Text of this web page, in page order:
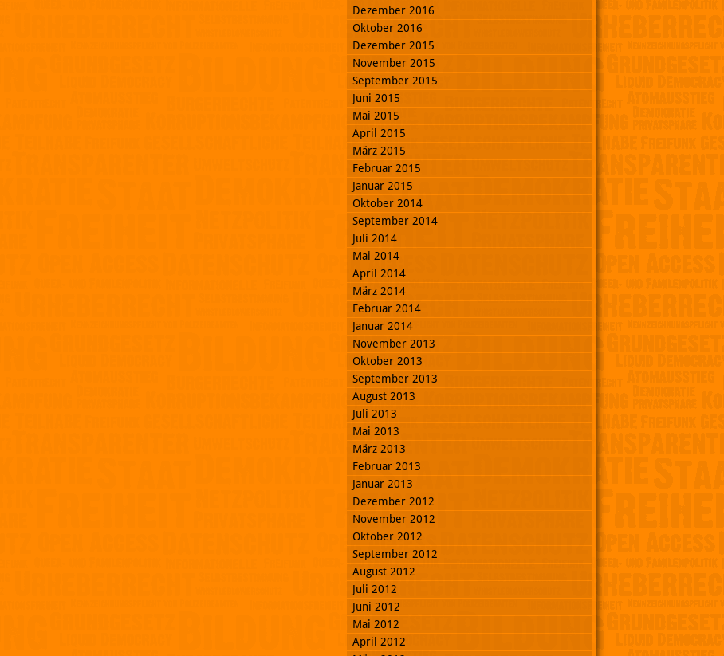
Dezember 2016
Oktober 2016
Dezember 2015
November 2015
September 2015
Juni 2015
Mai 2015
April 2015
März 2015
Februar 2015
Januar 2015
Oktober 2014
September 2014
Juli 2014
Mai 2014
April 2014
März 2014
Februar 2014
Januar 2014
November 2013
Oktober 2013
September 2013
August 2013
Juli 2013
Mai 2013
März 2013
Februar 2013
Januar 2013
Dezember 2012
November 2012
Oktober 2012
September 2012
August 2012
Juli 2012
Juni 2012
Mai 2012
April 2012